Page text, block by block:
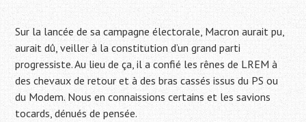
Sur la lancée de sa campagne électorale, Macron aurait pu,
aurait dû, veiller à la constitution d’un grand parti
progressiste. Au lieu de ça, il a confié les rênes de LREM à
des chevaux de retour et à des bras cassés issus du PS ou
du Modem. Nous en connaissions certains et les savions
tocards, dénués de pensée.